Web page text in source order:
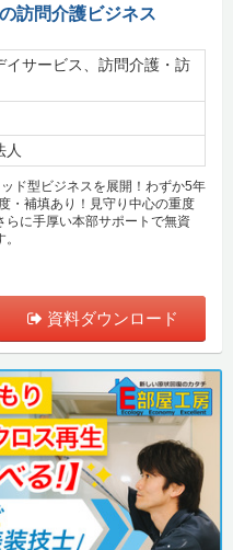
訪問介護ビジネス
イサービス、訪問介護・訪
人
ド型ビジネスを展開！わずか5年
・補填あり！見守り中心の重度
らに手厚い本部サポートで無資
資料ダウンロード